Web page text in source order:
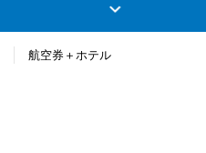
航空券＋ホテル